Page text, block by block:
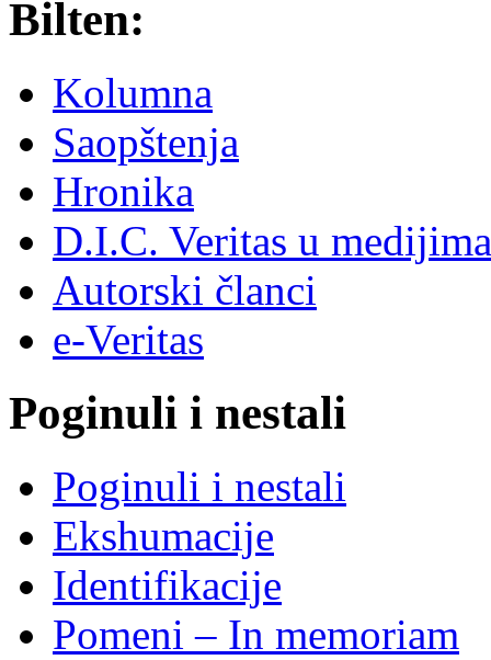
Bilten:
Kolumna
Saopštenja
Hronika
D.I.C. Veritas u medijima
Autorski članci
e-Veritas
Poginuli i nestali
Poginuli i nestali
Ekshumacije
Identifikacije
Pomeni – In memoriam